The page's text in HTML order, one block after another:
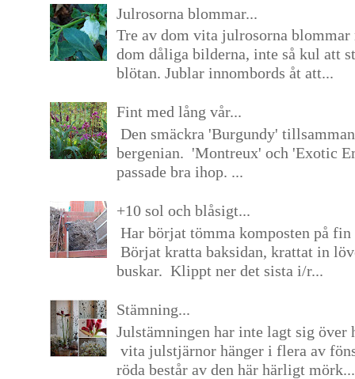
Julrosorna blommar...
Tre av dom vita julrosorna blommar
dom dåliga bilderna, inte så kul att
blötan. Jublar innombords åt att...
Fint med lång vår...
Den smäckra 'Burgundy'
bergenian. 'Montreux' och 'Exotic
passade bra ihop. ...
+10 sol och blåsigt...
Har börjat tömma komposten på
Börjat kratta baksidan, krattat in
buskar. Klippt ner det sista i/r...
Stämning...
Julstämningen har inte lagt sig över
vita julstjärnor hänger i flera av
röda består av den här härligt mörk...